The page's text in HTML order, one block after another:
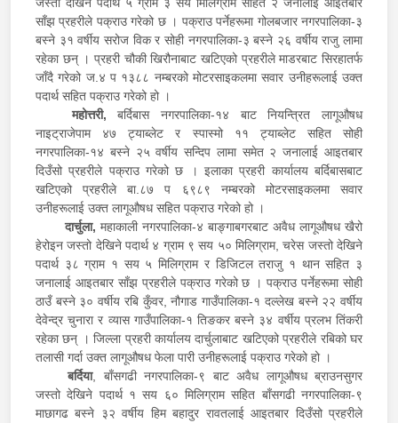
साँझ प्रहरीले पक्राउ गरेको छ । पक्राउ पर्नेहरूमा गोलबजार नगरपालिका-३
बस्ने ३१ वर्षीय सरोज विक र सोही नगरपालिका-३ बस्ने २६ वर्षीय राजु लामा
रहेका छन् । प्रहरी चौकी खिरौनाबाट खटिएको प्रहरीले माडरबाट सिरहातर्फ
जाँदै गरेको ज.४ प १३८८ नम्बरको मोटरसाइकलमा सवार उनीहरूलाई उक्त
पदार्थ सहित पक्राउ गरेको हो ।
महोत्तरी,बर्दिबास नगरपालिका-१४ बाट नियन्त्रित लागूऔषध
नाइट्राजेपाम ४७ ट्याब्लेट र स्पास्मो ११ ट्याब्लेट सहित सोही
नगरपालिका-१४ बस्ने २५ वर्षीय सन्दिप लामा समेत २ जनालाई आइतबार
दिउँसो प्रहरीले पक्राउ गरेको छ । इलाका प्रहरी कार्यालय बर्दिबासबाट
खटिएको प्रहरीले बा.८७ प ६९८९ नम्बरको मोटरसाइकलमा सवार
उनीहरूलाई उक्त लागूऔषध सहित पक्राउ गरेको हो ।
दार्चुला, महाकाली नगरपालिका-४ बाङ्गाबगरबाट अवैध लागूऔषध खैरो
हेरोइन जस्तो देखिने पदार्थ ४ ग्राम ९ सय ५० मिलिग्राम, चरेस जस्तो देखिने
पदार्थ ३८ ग्राम १ सय ५ मिलिग्राम र डिजिटल तराजु १ थान सहित ३
जनालाई आइतबार साँझ प्रहरीले पक्राउ गरेको छ । पक्राउ पर्नेहरूमा सोही
ठाउँ बस्ने ३० वर्षीय रबि कुँवर, नौगाड गाउँपालिका-१ दल्लेख बस्ने २२ वर्षीय
देवेन्द्र चुनारा र व्यास गाउँपालिका-१ तिङकर बस्ने ३४ वर्षीय प्रलभ तिंकरी
रहेका छन् । जिल्ला प्रहरी कार्यालय दार्चुलाबाट खटिएको प्रहरीले रबिको घर
तलासी गर्दा उक्त लागूऔषध फेला पारी उनीहरूलाई पक्राउ गरेको हो ।
बर्दिया, बाँसगढी नगरपालिका-९ बाट अवैध लागूऔषध ब्राउनसुगर
जस्तो देखिने पदार्थ १ सय ६० मिलिग्राम सहित बाँसगढी नगरपालिका-९
माछागढ बस्ने ३२ वर्षीय हिम बहादुर रावतलाई आइतबार दिउँसो प्रहरीले